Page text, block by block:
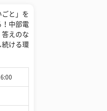
ごと」を
！中部電
答えのな
続ける環